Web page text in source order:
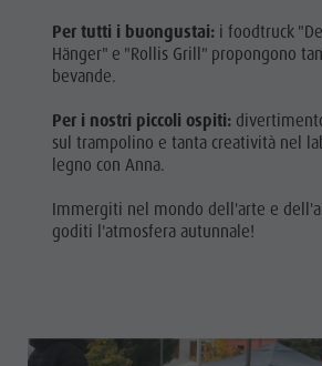
Per tutti i buongustai: i foodtruck
Hänger" e "Rollis Grill" propongono
bevande.
Per i nostri piccoli ospiti:
sul trampolino e tanta creatività nel
legno con Anna.
Immergiti nel mondo dell'arte e
goditi l'atmosfera autunnale!